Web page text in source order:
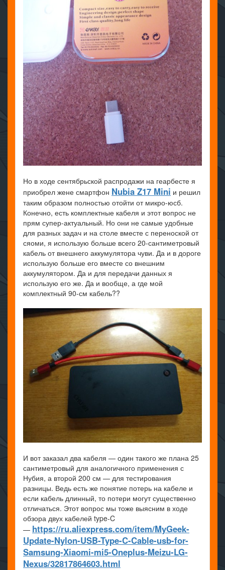
Но в ходе сентябрьской распродажи на геарбесте я
приобрел жене смартфон Nubia Z17 Mini и решил
таким образом полностью отойти от микро-юсб.
Конечно, есть комплектные кабеля и этот вопрос не
прям супер-актуальный. Но они не самые удобные
для разных задач и на столе вместе с переноской от
сяоми, я использую больше всего 20-сантиметровый
кабель от внешнего аккумулятора чуви. Да и в дороге
использую больше его вместе со внешним
аккумулятором. Да и для передачи данных я
использую его же. Да и вообще, а где мой
комплектный 90-см кабель??
И вот заказал два кабеля — один такого же плана 25
сантиметровый для аналогичного применения с
Нубия, а второй 200 см — для тестирования
разницы. Ведь есть же понятие потерь на кабеле и
если кабель длинный, то потери могут существенно
отличаться. Этот вопрос мы тоже выясним в ходе
обзора двух кабелей type-C
— https://ru.aliexpress.com/item/MyGeek-
Update-Nylon-USB-Type-C-Cable-usb-for-
Samsung-Xiaomi-mi5-Oneplus-Meizu-LG-
Nexus/32817864603.html